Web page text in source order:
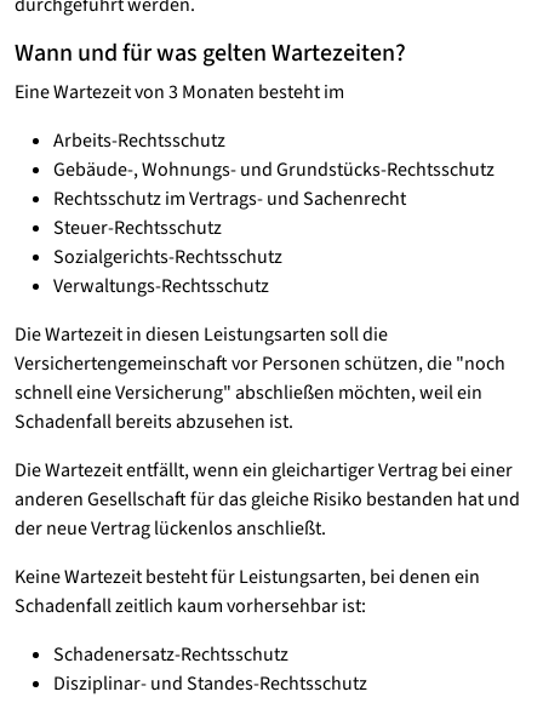
Wann und für was gelten Wartezeiten?
Eine Wartezeit von 3 Monaten besteht im
Arbeits-Rechtsschutz
Gebäude-, Wohnungs- und Grundstücks-Rechtsschutz
Rechtsschutz im Vertrags- und Sachenrecht
Steuer-Rechtsschutz
Sozialgerichts-Rechtsschutz
Verwaltungs-Rechtsschutz
Die Wartezeit in diesen Leistungsarten soll die
Versichertengemeinschaft vor Personen schützen, die "noch
schnell eine Versicherung" abschließen möchten, weil ein
Schadenfall bereits abzusehen ist.
Die Wartezeit entfällt, wenn ein gleichartiger Vertrag bei einer
anderen Gesellschaft für das gleiche Risiko bestanden hat und
der neue Vertrag lückenlos anschließt.
Keine Wartezeit besteht für Leistungsarten, bei denen ein
Schadenfall zeitlich kaum vorhersehbar ist:
Schadenersatz-Rechtsschutz
Disziplinar- und Standes-Rechtsschutz